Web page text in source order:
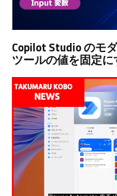
Copilot Studio のモ
ツールの値を固定